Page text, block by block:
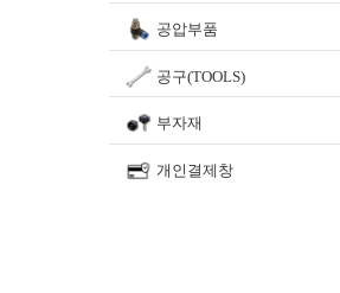
공압부품
공구(TOOLS)
부자재
개인결제창